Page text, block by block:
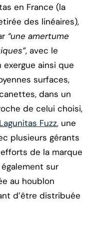
en France (la
des linéaires),
“une amertume
, avec le
ainsi que
surfaces,
dans un
de celui choisi,
Lagunitas Fuzz, une
plusieurs gérants
de la marque
sur
au houblon
d’être distribuée